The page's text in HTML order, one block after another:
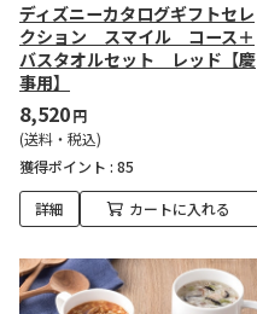
ディズニーカタログギフトセレ
クション スマイル コース＋
バスタオルセット レッド【慶
事用】
8,520円
(送料・税込)
獲得ポイント : 85
詳細 カートに入れる